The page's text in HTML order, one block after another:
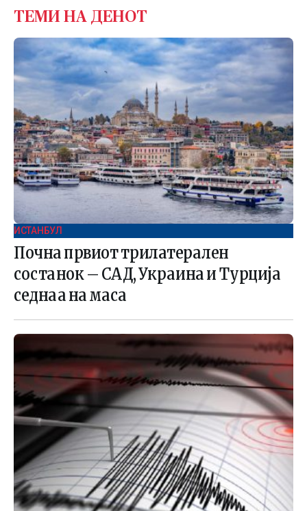
ТЕМИ НА ДЕНОТ
ИСТАНБУЛ
Почна првиот трилатерален
состанок – САД, Украина и Турција
седнаа на маса